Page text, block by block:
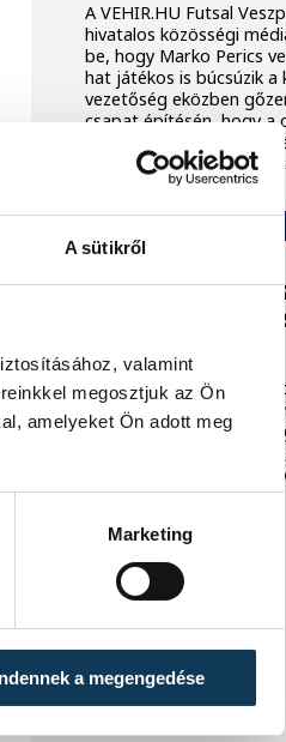
A sütikről
valamint
megosztjuk az Ön
amelyeket Ön adott meg
Marketing
a megengedése
A VEHIR.HU Futsal
hivatalos közösségi
be, hogy Marko Perics
hat játékos is búcsúzik a
vezetőség eközben
csapat építésén, hogy a
idényben is komoly
dobogós helyezésekért
Elköszönt
a VEHIR.HU
A klub saját oldalán
szakember munkáját,
veszprémiek
történelmi BL-
győzelmet és bajnoki
ünnepelhettek.